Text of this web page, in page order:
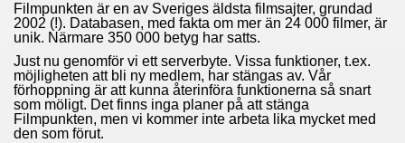
Filmpunkten är en av Sveriges äldsta filmsajter, grundad
2002 (!). Databasen, med fakta om mer än 24 000 filmer, är
unik. Närmare 350 000 betyg har satts.
Just nu genomför vi ett serverbyte. Vissa funktioner, t.ex.
möjligheten att bli ny medlem, har stängas av. Vår
förhoppning är att kunna återinföra funktionerna så snart
som möligt. Det finns inga planer på att stänga
Filmpunkten, men vi kommer inte arbeta lika mycket med
den som förut.